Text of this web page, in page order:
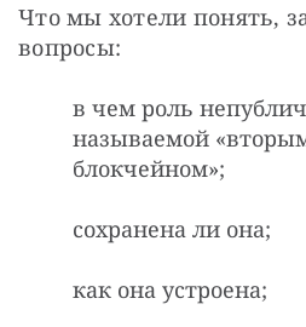
Что мы хотели понять,
вопросы:
в чем роль
называемой
блокчейном»;
сохранена ли она;
как она устроена;